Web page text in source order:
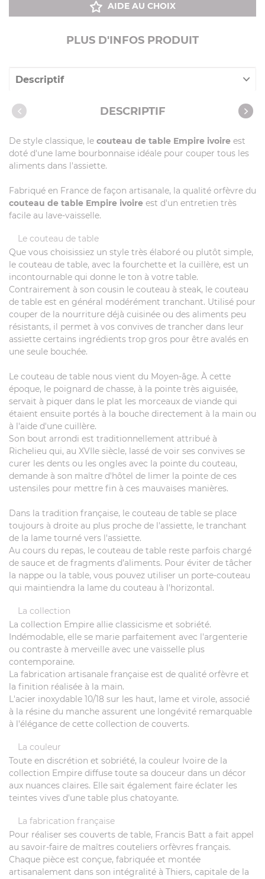
AIDE AU CHOIX
PLUS D'INFOS PRODUIT
Descriptif
Caractéristiques DESCRIPTIF
De style classique, le couteau de table Empire ivoire est
doté d'une lame bourbonnaise idéale pour couper tous les
aliments dans l'assiette.
Fabriqué en France de façon artisanale, la qualité orfèvre du
couteau de table Empire ivoire est d'un entretien très
facile au lave-vaisselle.
Le couteau de table
Que vous choisissiez un style très élaboré ou plutôt simple,
le couteau de table, avec la fourchette et la cuillère, est un
incontournable qui donne le ton à votre table.
Contrairement à son cousin le couteau à steak, le couteau
de table est en général modérément tranchant. Utilisé pour
couper de la nourriture déjà cuisinée ou des aliments peu
résistants, il permet à vos convives de trancher dans leur
assiette certains ingrédients trop gros pour être avalés en
une seule bouchée.
Le couteau de table nous vient du Moyen-âge. À cette
époque, le poignard de chasse, à la pointe très aiguisée,
servait à piquer dans le plat les morceaux de viande qui
étaient ensuite portés à la bouche directement à la main ou
à l'aide d'une cuillère.
Son bout arrondi est traditionnellement attribué à
Richelieu qui, au XVIIe siècle, lassé de voir ses convives se
curer les dents ou les ongles avec la pointe du couteau,
demande à son maître d'hôtel de limer la pointe de ces
ustensiles pour mettre fin à ces mauvaises manières.
Dans la tradition française, le couteau de table se place
toujours à droite au plus proche de l'assiette, le tranchant
de la lame tourné vers l'assiette.
Au cours du repas, le couteau de table reste parfois chargé
de sauce et de fragments d’aliments. Pour éviter de tâcher
la nappe ou la table, vous pouvez utiliser un porte-couteau
qui maintiendra la lame du couteau à l'horizontal.
La collection
La collection Empire allie classicisme et sobriété.
Indémodable, elle se marie parfaitement avec l'argenterie
ou contraste à merveille avec une vaisselle plus
contemporaine.
La fabrication artisanale française est de qualité orfèvre et
la finition réalisée à la main.
L'acier inoxydable 10/18 sur les haut, lame et virole, associé
à la résine du manche assurent une longévité remarquable
à l'élégance de cette collection de couverts.
La couleur
Toute en discrétion et sobriété, la couleur Ivoire de la
collection Empire diffuse toute sa douceur dans un décor
aux nuances claires. Elle sait également faire éclater les
teintes vives d'une table plus chatoyante.
La fabrication française
Pour réaliser ses couverts de table, Francis Batt a fait appel
au savoir-faire de maîtres couteliers orfèvres français.
Chaque pièce est conçue, fabriquée et montée
artisanalement dans son intégralité à Thiers, capitale de la